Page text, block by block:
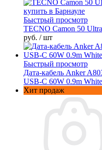
Быстрый просмотр
TECNO Camon 50
руб. / шт
Быстрый просмотр
Дата-кабель Anker
USB-C 60W 0.9m White
Хит продаж